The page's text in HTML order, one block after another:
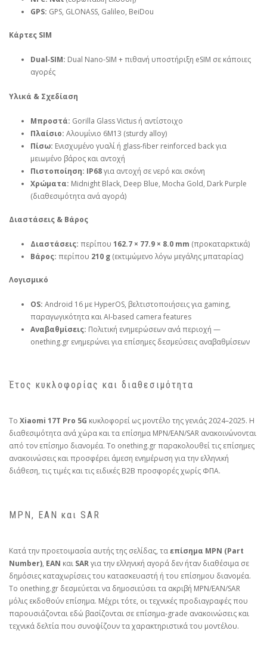
GPS: GPS, GLONASS, Galileo, BeiDou
Κάρτες SIM
Dual‑SIM: Dual Nano‑SIM + πιθανή υποστήριξη eSIM σε κάποιες
αγορές
Υλικά & Σχεδίαση
Μπροστά: Gorilla Glass Victus ή αντίστοιχο
Πλαίσιο: Αλουμίνιο 6M13 (sturdy alloy)
Πίσω: Ενισχυμένο γυαλί ή glass‑fiber reinforced back για
μειωμένο βάρος και αντοχή
Πιστοποίηση: IP68για αντοχή σε νερό και σκόνη
Χρώματα: Midnight Black, Deep Blue, Mocha Gold, Dark Purple
(διαθεσιμότητα ανά αγορά)
Διαστάσεις & Βάρος
Διαστάσεις: περίπου 162.7 × 77.9 × 8.0 mm (προκαταρκτικά)
Βάρος: περίπου 210 g (εκτιμώμενο λόγω μεγάλης μπαταρίας)
Λογισμικό
OS: Android 16 με HyperOS, βελτιστοποιήσεις για gaming,
παραγωγικότητα και AI‑based camera features
Αναβαθμίσεις: Πολιτική ενημερώσεων ανά περιοχή —
onething.gr ενημερώνει για επίσημες δεσμεύσεις αναβαθμίσεων
Έτος κυκλοφορίας και διαθεσιμότητα
Το Xiaomi 17T Pro 5G κυκλοφορεί ως μοντέλο της γενιάς 2024–2025. Η
διαθεσιμότητα ανά χώρα και τα επίσημα MPN/EAN/SAR ανακοινώνονται
από τον επίσημο διανομέα. Το onething.gr παρακολουθεί τις επίσημες
ανακοινώσεις και προσφέρει άμεση ενημέρωση για την ελληνική
διάθεση, τις τιμές και τις ειδικές B2B προσφορές χωρίς ΦΠΑ.
MPN, EAN και SAR
Κατά την προετοιμασία αυτής της σελίδας, ταεπίσημα MPN (Part
Number), EAN και SARγια την ελληνική αγορά δεν ήταν διαθέσιμα σε
δημόσιες καταχωρίσεις του κατασκευαστή ή του επίσημου διανομέα.
Το onething.gr δεσμεύεται να δημοσιεύσει τα ακριβή MPN/EAN/SAR
μόλις εκδοθούν επίσημα. Μέχρι τότε, οι τεχνικές προδιαγραφές που
παρουσιάζονται εδώ βασίζονται σε επίσημα‑grade ανακοινώσεις και
τεχνικά δελτία που συνοψίζουν τα χαρακτηριστικά του μοντέλου.